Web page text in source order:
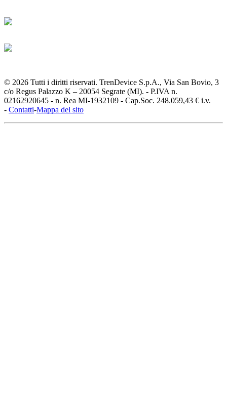
© 2026 Tutti i diritti riservati. TrenDevice S.p.A., Via San Bovio, 3
c/o Regus Palazzo K – 20054 Segrate (MI). - P.IVA n.
02162920645 - n. Rea MI-1932109 - Cap.Soc. 248.059,43 € i.v.
- Contatti-Mappa del sito